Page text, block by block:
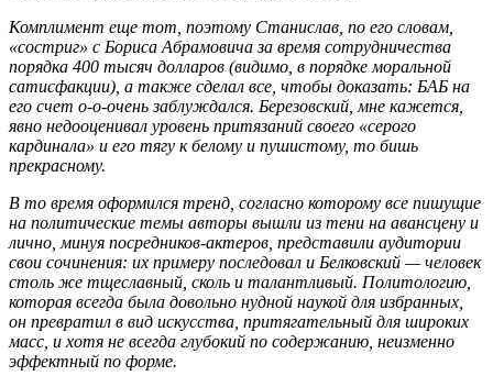
Комплимент еще тот, поэтому Станислав, по его словам,
«состриг» с Бориса Абрамовича за время сотрудничества
порядка 400 тысяч долларов (видимо, в порядке моральной
сатисфакции), а также сделал все, чтобы доказать: БАБ на
его счет о-о-очень заблуждался. Березовский, мне кажется,
явно недооценивал уровень притязаний своего «серого
кардинала» и его тягу к белому и пушистому, то бишь
прекрасному.
В то время оформился тренд, согласно которому все пишущие
на политические темы авторы вышли из тени на авансцену и
лично, минуя посредников-актеров, представили аудитории
свои сочинения: их примеру последовал и Белковский — человек
столь же тщеславный, сколь и талантливый. Политологию,
которая всегда была довольно нудной наукой для избранных,
он превратил в вид искусства, притягательный для широких
масс, и хотя не всегда глубокий по содержанию, неизменно
эффектный по форме.